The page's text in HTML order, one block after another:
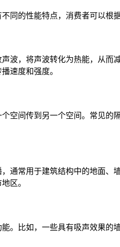
同的性能特点，消费者可以根
波，将声波转化为热能，从
速度和强度。
空间传到另一个空间。常见
通常用于建筑结构中的地面
区。
。比如，一些具有吸声效果